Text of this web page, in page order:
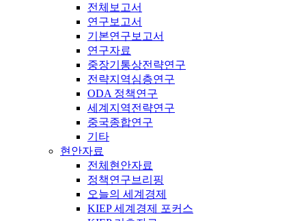
전체보고서
연구보고서
기본연구보고서
연구자료
중장기통상전략연구
전략지역심층연구
ODA 정책연구
세계지역전략연구
중국종합연구
기타
현안자료
전체현안자료
정책연구브리핑
오늘의 세계경제
KIEP 세계경제 포커스